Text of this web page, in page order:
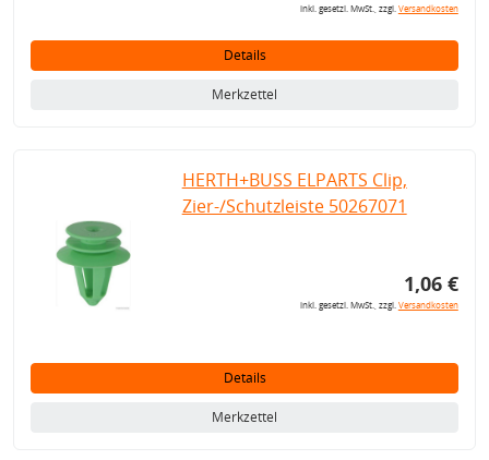
inkl. gesetzl. MwSt., zzgl.Versandkosten
Details
Merkzettel
HERTH+BUSS ELPARTS Clip,
Zier-/Schutzleiste 50267071
1,06 €
inkl. gesetzl. MwSt., zzgl.Versandkosten
Details
Merkzettel